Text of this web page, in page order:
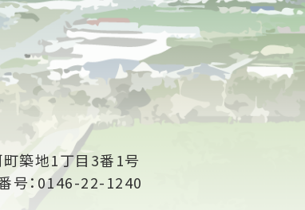
築地1丁目3番1号
号：0146-22-1240